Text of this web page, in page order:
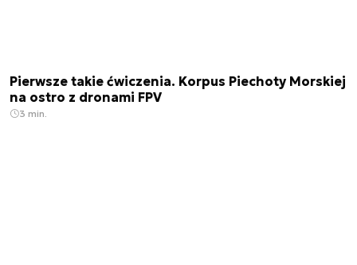
Pierwsze takie ćwiczenia. Korpus Piechoty Morskiej
na ostro z dronami FPV
3 min.